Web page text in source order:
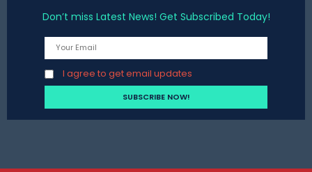
Don’t miss Latest News! Get Subscribed Today!
I agree to get email updates